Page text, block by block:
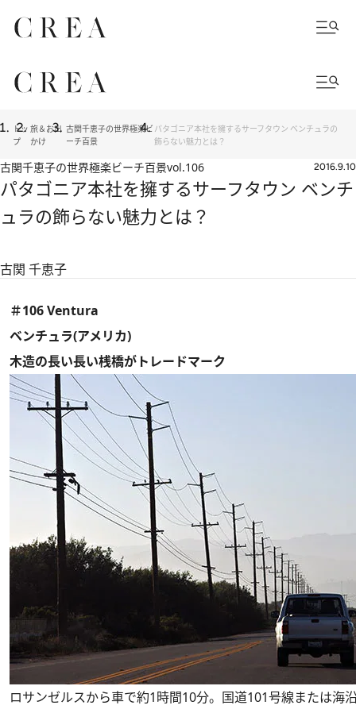
トッ
プ
旅＆お出
かけ
古関千恵子の世界極楽ビ
ーチ百景
パタゴニア本社を擁するサーフタウン ベンチュラの
飾らない魅力とは？
古関千恵子の世界極楽ビーチ百景vol.106 2016.9.10
パタゴニア本社を擁するサーフタウン ベンチ
ュラの飾らない魅力とは？
古関 千恵子
＃106 Ventura
ベンチュラ(アメリカ)
木造の長い長い桟橋がトレードマーク
ロサンゼルスから車で約1時間10分。国道101号線または海